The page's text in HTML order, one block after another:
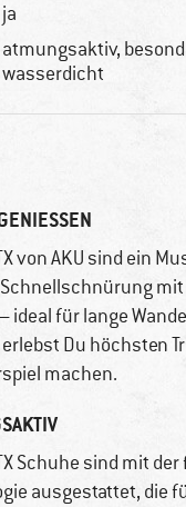
ja
atmungsaktiv,
wasserdicht
von AKU sind ein
ideal für lange
Du höchsten
machen.
Schuhe sind mit
ausgestattet,